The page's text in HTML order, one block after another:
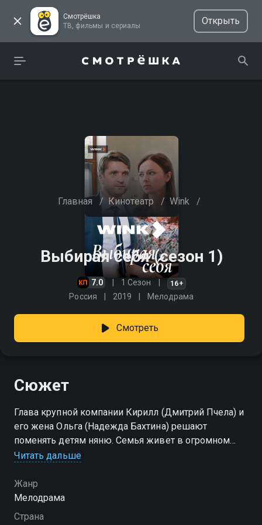
Смотрёшка
ТВ, фильмы и сериалы
Открыть
Главная / Кинотеатр / Wink /
Выбирая себя (сезон 1)
7.0 1 Сезон 16+
Россия 2019 Мелодрама
Смотреть
Сюжет
Глава крупной компании Кирилл (Дмитрий Пчела) и
его жена Ольга (Надежда Бахтина) решают
поменять детям няню. Семья живет в огромном
доме, и Ольге, хоть она и посвящает себя целиком
Предыдущая няня категорически не устраивала
главу семьи, а Ольга привыкла всегда и во всем
соглашаться с любимым мужем. И вот в доме
Читать дальше
Жанр
Мелодрама
Страна